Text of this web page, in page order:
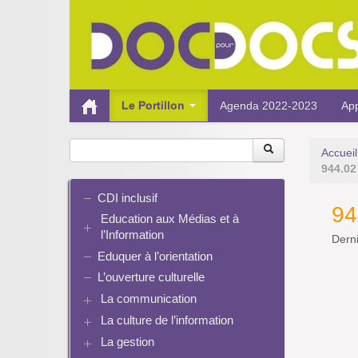
Le Portillon Agenda 2022-2023
Accueil
CDI inclusif
Education aux Médias et à
l’Information
EMI et translittératie
La culture de la participation
Identité / Présence numérique /
Traces
Eduquer à l’orientation
L’ouverture culturelle
La communication
Plaquettes de communication
Présence numérique du CDI
La culture de l’information
Ressources pour penser une
La gestion